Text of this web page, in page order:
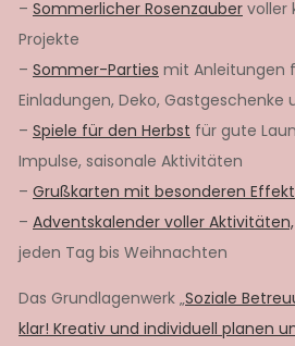
– Sommerlicher Rosenzauber voller
Projekte
– Sommer-Parties mit Anleitungen
Einladungen, Deko, Gastgeschenke
– Spiele für den Herbst für gute
Impulse, saisonale Aktivitäten
– Grußkarten mit besonderen
– Adventskalender voller Aktivitäten,
jeden Tag bis Weihnachten
Das Grundlagenwerk „Soziale
klar! Kreativ und individuell planen